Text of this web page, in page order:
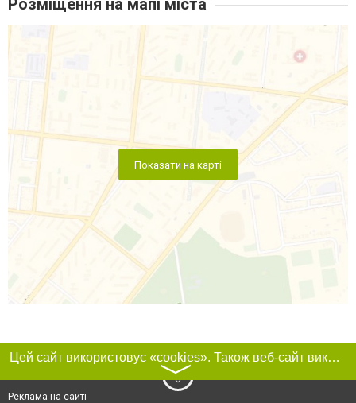
Розміщення на мапі міста
Показати на карті
Цей сайт використовує «cookies». Також веб-сайт використовує інтернет-сервіс для збору технічних даних стосовно відвідувачів з метою отримання маркетингової та статистичної інформації. Умови обробки даних відвідувачів сайту див.
〉
Реклама на сайті